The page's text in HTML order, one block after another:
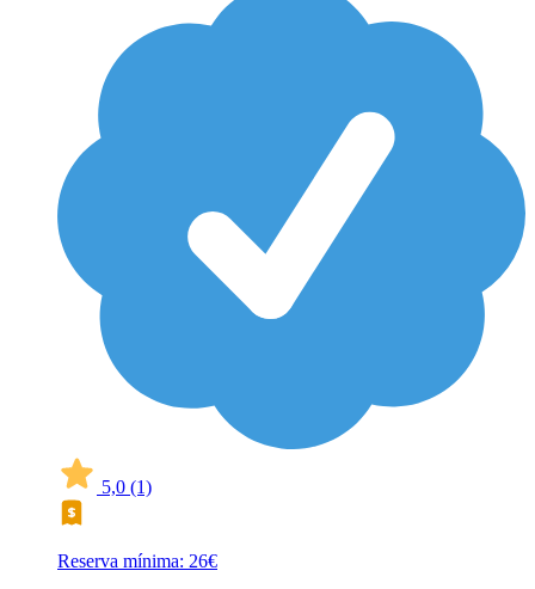
5,0 (1)
Reserva mínima: 26€